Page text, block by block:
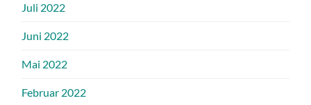
Juli 2022
Juni 2022
Mai 2022
Februar 2022